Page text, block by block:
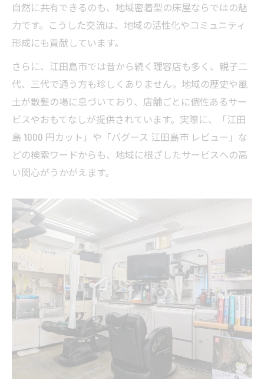
自然に共有できるのも、地域密着型の床屋ならではの魅
力です。こうした交流は、地域の活性化やコミュニティ
形成にも貢献しています。
さらに、江田島市では昔から続く理容店も多く、親子二
代、三代で通う方も珍しくありません。地域の歴史や風
土が散髪の場に息づいており、店舗ごとに個性あるサー
ビスやおもてなしが提供されています。実際に、「江田
島 1000 円カット」や「バグース 江田島市 レビュー」な
どの検索ワードからも、地域に根ざしたサービスへの高
い関心がうかがえます。